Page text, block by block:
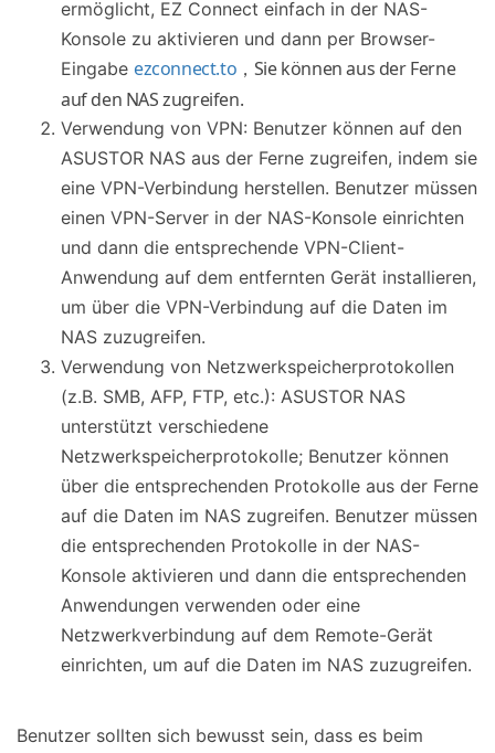
ermöglicht, EZ Connect einfach in der NAS-
Konsole zu aktivieren und dann per Browser-
Eingabe ezconnect.to ，Sie können aus der Ferne
auf den NAS zugreifen.
Verwendung von VPN: Benutzer können auf den
ASUSTOR NAS aus der Ferne zugreifen, indem sie
eine VPN-Verbindung herstellen. Benutzer müssen
einen VPN-Server in der NAS-Konsole einrichten
und dann die entsprechende VPN-Client-
Anwendung auf dem entfernten Gerät installieren,
um über die VPN-Verbindung auf die Daten im
NAS zuzugreifen.
Verwendung von Netzwerkspeicherprotokollen
(z.B. SMB, AFP, FTP, etc.): ASUSTOR NAS
unterstützt verschiedene
Netzwerkspeicherprotokolle; Benutzer können
über die entsprechenden Protokolle aus der Ferne
auf die Daten im NAS zugreifen. Benutzer müssen
die entsprechenden Protokolle in der NAS-
Konsole aktivieren und dann die entsprechenden
Anwendungen verwenden oder eine
Netzwerkverbindung auf dem Remote-Gerät
einrichten, um auf die Daten im NAS zuzugreifen.
Benutzer sollten sich bewusst sein, dass es beim